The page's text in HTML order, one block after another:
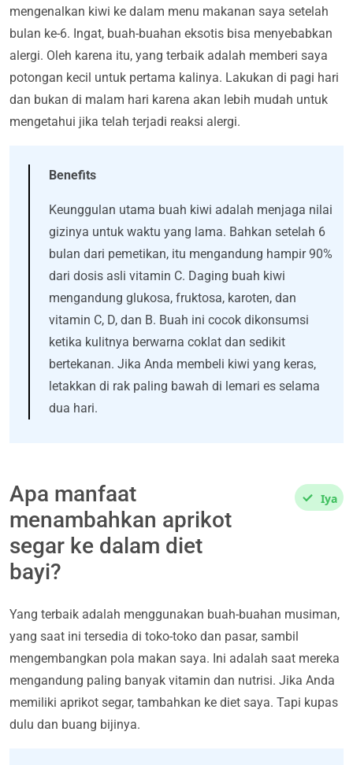
mengenalkan kiwi ke dalam menu makanan saya setelah
bulan ke-6. Ingat, buah-buahan eksotis bisa menyebabkan
alergi. Oleh karena itu, yang terbaik adalah memberi saya
potongan kecil untuk pertama kalinya. Lakukan di pagi hari
dan bukan di malam hari karena akan lebih mudah untuk
mengetahui jika telah terjadi reaksi alergi.
Benefits
Keunggulan utama buah kiwi adalah menjaga nilai
gizinya untuk waktu yang lama. Bahkan setelah 6
bulan dari pemetikan, itu mengandung hampir 90%
dari dosis asli vitamin C. Daging buah kiwi
mengandung glukosa, fruktosa, karoten, dan
vitamin C, D, dan B. Buah ini cocok dikonsumsi
ketika kulitnya berwarna coklat dan sedikit
bertekanan. Jika Anda membeli kiwi yang keras,
letakkan di rak paling bawah di lemari es selama
dua hari.
Apa manfaat
menambahkan aprikot
segar ke dalam diet
bayi?
Iya
Yang terbaik adalah menggunakan buah-buahan musiman,
yang saat ini tersedia di toko-toko dan pasar, sambil
mengembangkan pola makan saya. Ini adalah saat mereka
mengandung paling banyak vitamin dan nutrisi. Jika Anda
memiliki aprikot segar, tambahkan ke diet saya. Tapi kupas
dulu dan buang bijinya.